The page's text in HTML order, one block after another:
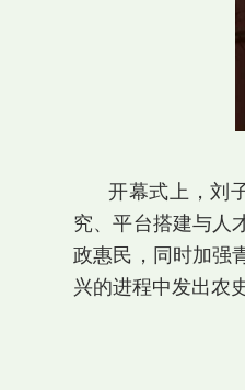
开幕式上，刘
究、平台搭建与人
政惠民，同时加强
兴的进程中发出农